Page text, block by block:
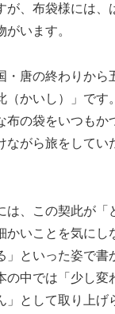
が、布袋様には、
がいます。
・唐の終わりから
（かいし）」です
布の袋をいつもか
ながら旅をしてい
は、この契此が「
かいことを気にし
」といった姿で書
の中では「少し変
」として取り上げ